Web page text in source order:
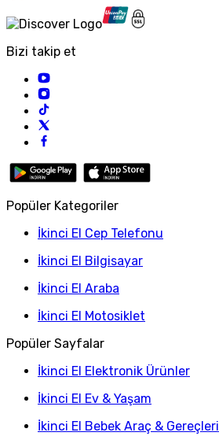
Bizi takip et
Popüler Kategoriler
İkinci El Cep Telefonu
İkinci El Bilgisayar
İkinci El Araba
İkinci El Motosiklet
Popüler Sayfalar
İkinci El Elektronik Ürünler
İkinci El Ev & Yaşam
İkinci El Bebek Araç & Gereçleri